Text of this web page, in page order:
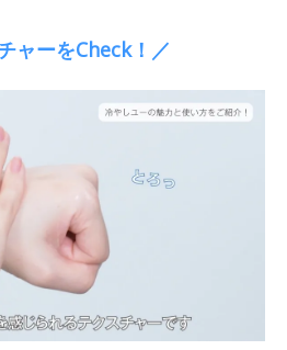
ャーをCheck！／